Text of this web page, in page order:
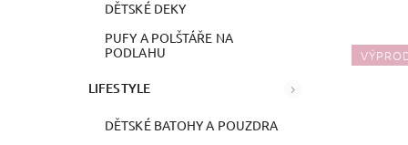
DĚTSKÉ DEKY
PUFY A POLŠTÁŘE NA
PODLAHU
LIFESTYLE
DĚTSKÉ BATOHY A POUZDRA